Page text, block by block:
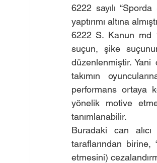
6222 sayılı
yaptırımı altına
6222 S. Kanun md
suçun, şike
düzenlenmiştir.
takımın
performans ortaya
yönelik motive
tanımlanabilir.
Buradaki can
taraflarından
etmesini)